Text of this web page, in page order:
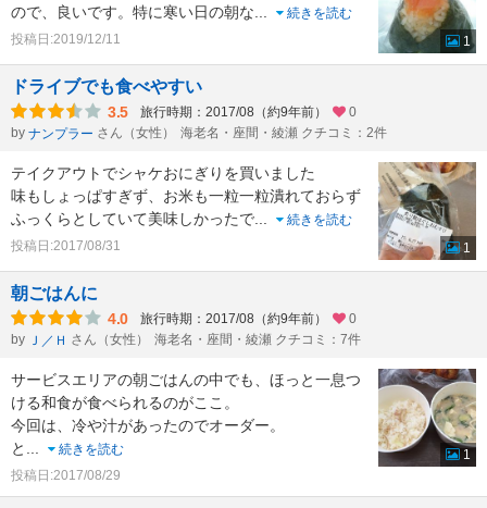
ので、良いです。特に寒い日の朝な...
続きを読む
投稿日:2019/12/11
1
ドライブでも食べやすい
3.5 旅行時期：2017/08（約9年前）
0
by ナンプラー さん（女性） 海老名・座間・綾瀬 クチコミ：2件
テイクアウトでシャケおにぎりを買いました
味もしょっぱすぎず、お米も一粒一粒潰れておらず
ふっくらとしていて美味しかったで...
続きを読む
投稿日:2017/08/31
1
朝ごはんに
4.0 旅行時期：2017/08（約9年前）
0
by Ｊ／Ｈ さん（女性） 海老名・座間・綾瀬 クチコミ：7件
サービスエリアの朝ごはんの中でも、ほっと一息つ
ける和食が食べられるのがここ。
今回は、冷や汁があったのでオーダー。
と ...
続きを読む
投稿日:2017/08/29
1